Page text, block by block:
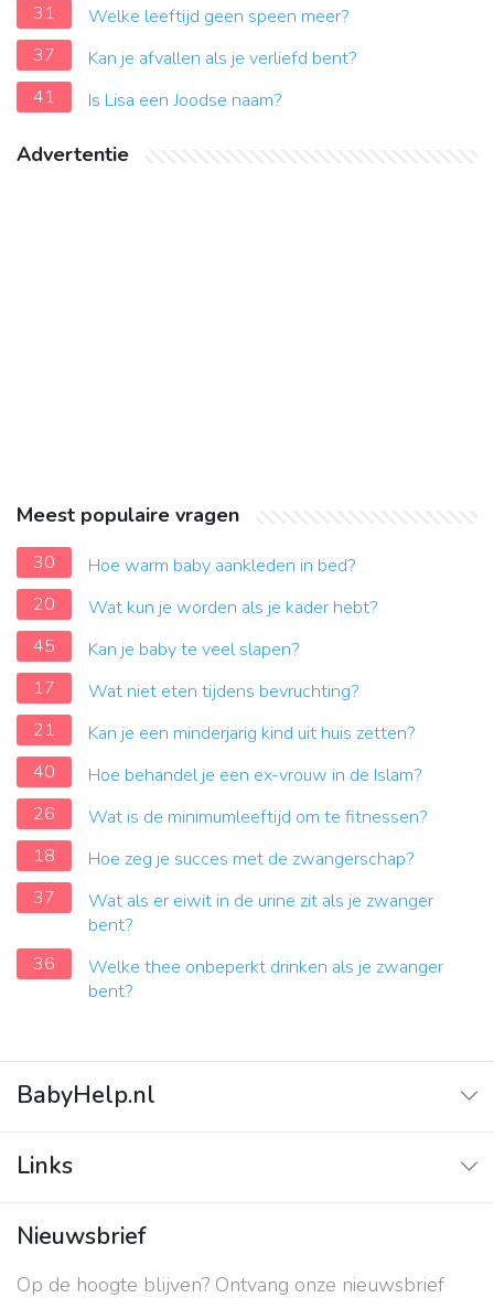
31
Welke leeftijd geen speen meer?
37
Kan je afvallen als je verliefd bent?
41
Is Lisa een Joodse naam?
Advertentie
Meest populaire vragen
30
Hoe warm baby aankleden in bed?
20
Wat kun je worden als je kader hebt?
45
Kan je baby te veel slapen?
17
Wat niet eten tijdens bevruchting?
21
Kan je een minderjarig kind uit huis zetten?
40
Hoe behandel je een ex-vrouw in de Islam?
26
Wat is de minimumleeftijd om te fitnessen?
18
Hoe zeg je succes met de zwangerschap?
37
Wat als er eiwit in de urine zit als je zwanger
bent?
36
Welke thee onbeperkt drinken als je zwanger
bent?
BabyHelp.nl
Vraag & Antwoord
Links
Contact
Over ons
Nieuwsbrief
Op de hoogte blijven? Ontvang onze nieuwsbrief